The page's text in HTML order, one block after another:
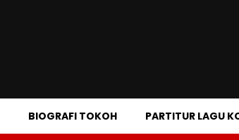
BIOGRAFI TOKOH PARTITUR LAGU